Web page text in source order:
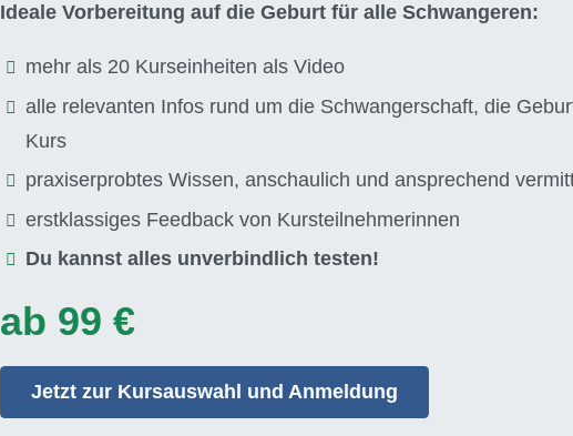
Ideale Vorbereitung auf die Geburt für alle Schwangeren:
mehr als 20 Kurseinheiten als Video
alle relevanten Infos rund um die Schwangerschaft, die
Kurs
praxiserprobtes Wissen, anschaulich und ansprechend
erstklassiges Feedback von Kursteilnehmerinnen
Du kannst alles unverbindlich testen!
ab 99 €
Jetzt zur Kursauswahl und Anmeldung